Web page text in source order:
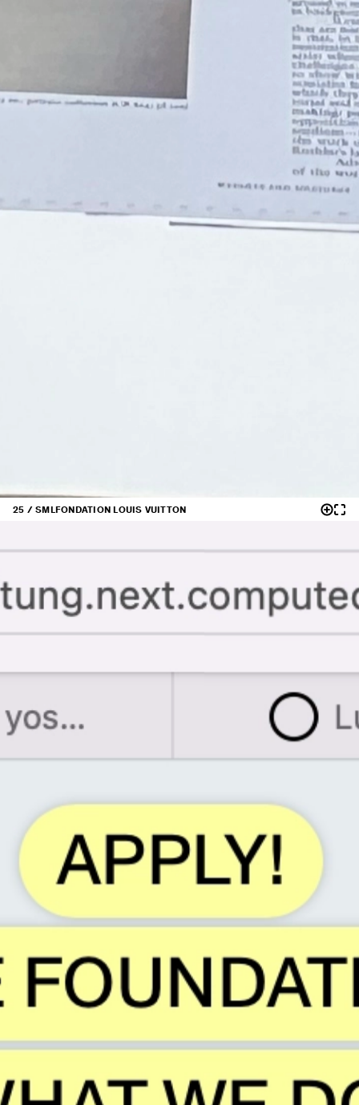
25 / SML FONDATION LOUIS VUITTON